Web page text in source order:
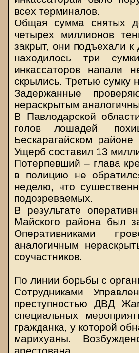
всех терминалов.
Общая сумма снятых
четырех миллионов
закрыт, они подъехали
находилось три
инкассаторов напали
скрылись. Третью сумку
Задержанные
нераскрытым
В Павлодарской
голов лошадей,
Бескарагайском
Ущерб составил 13
Потерпевший – глава
в полицию не
неделю, что
подозреваемых.
В результате
Майского района был
Оперативниками
аналогичным
соучастников.
По линии борьбы с
Сотрудниками
преступностью ДВД
специальных
гражданка, у которой
марихуаны.
арестована.